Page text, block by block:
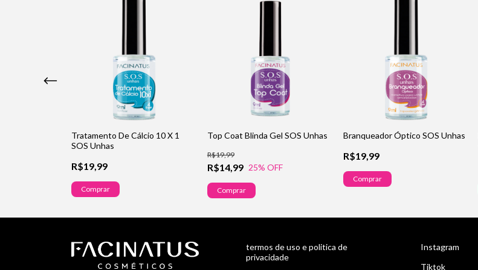
Tratamento De Cálcio 10 X 1
SOS Unhas
R$19,99
Comprar
Top Coat Blinda Gel SOS Unhas
R$14,99
R$19,99
25% OFF
Comprar
Branqueador Óptico SOS Unhas
R$19,99
Comprar
termos de uso e politica de
privacidade
Instagram
Tiktok